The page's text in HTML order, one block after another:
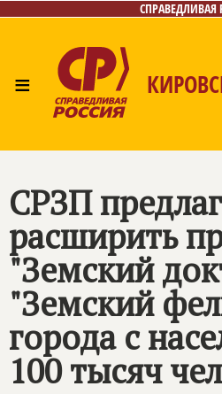
СПРАВЕДЛИВАЯ
≡
СРЗП
расширить
"Земский
"Земский
города с
100 тысяч